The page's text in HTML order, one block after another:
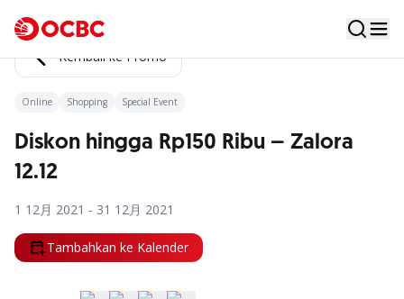
Kembali ke Promo
Online Shopping Special Event
Diskon hingga Rp150 Ribu – Zalora
12.12
1 12月 2021 - 31 12月 2021
Tambahkan ke Kalender